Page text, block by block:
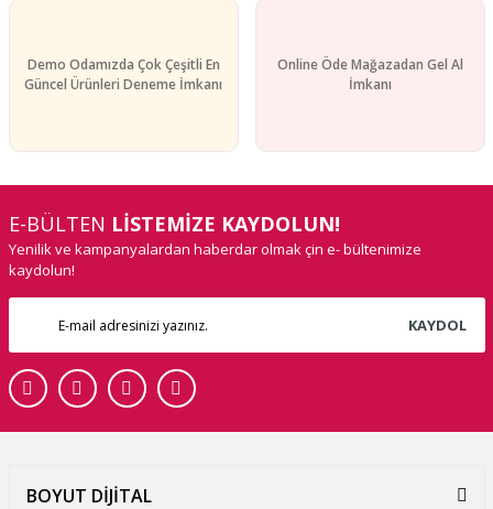
Demo Odamızda Çok Çeşitli En
Güncel Ürünleri Deneme İmkanı
Online Öde Mağazadan Gel Al
İmkanı
E-BÜLTEN LİSTEMİZE KAYDOLUN!
Yenilik ve kampanyalardan haberdar olmak çin e- bültenimize
kaydolun!
KAYDOL
BOYUT DİJİTAL